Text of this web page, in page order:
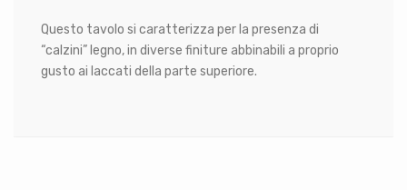
Questo tavolo si caratterizza per la presenza di
“calzini” legno, in diverse finiture abbinabili a proprio
gusto ai laccati della parte superiore.